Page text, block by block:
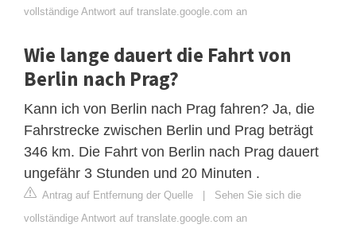
vollständige Antwort auf translate.google.com an
Wie lange dauert die Fahrt von
Berlin nach Prag?
Kann ich von Berlin nach Prag fahren? Ja, die
Fahrstrecke zwischen Berlin und Prag beträgt
346 km. Die Fahrt von Berlin nach Prag dauert
ungefähr 3 Stunden und 20 Minuten .
Antrag auf Entfernung der Quelle
Sehen Sie sich die
vollständige Antwort auf translate.google.com an